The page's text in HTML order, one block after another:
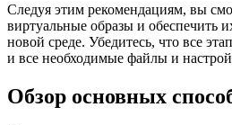
Следуя этим рекомендациям, вы
виртуальные образы и обеспечить
новой среде. Убедитесь, что все
и все необходимые файлы и
Обзор основных